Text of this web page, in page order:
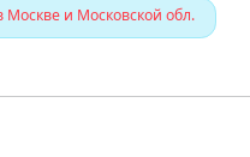
Москве и Московской обл.